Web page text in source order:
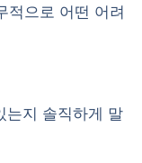
적으로 어떤 어려
는지 솔직하게 말